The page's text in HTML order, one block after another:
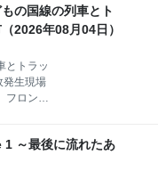
そ1時間
脅威は確
用を再
い経緯は
水) ―――
ht
の国線の列車とト
2026年08月04日）
とトラッ
発生現場
フロント
鉄こど
トラッ
～最後に流れたあ